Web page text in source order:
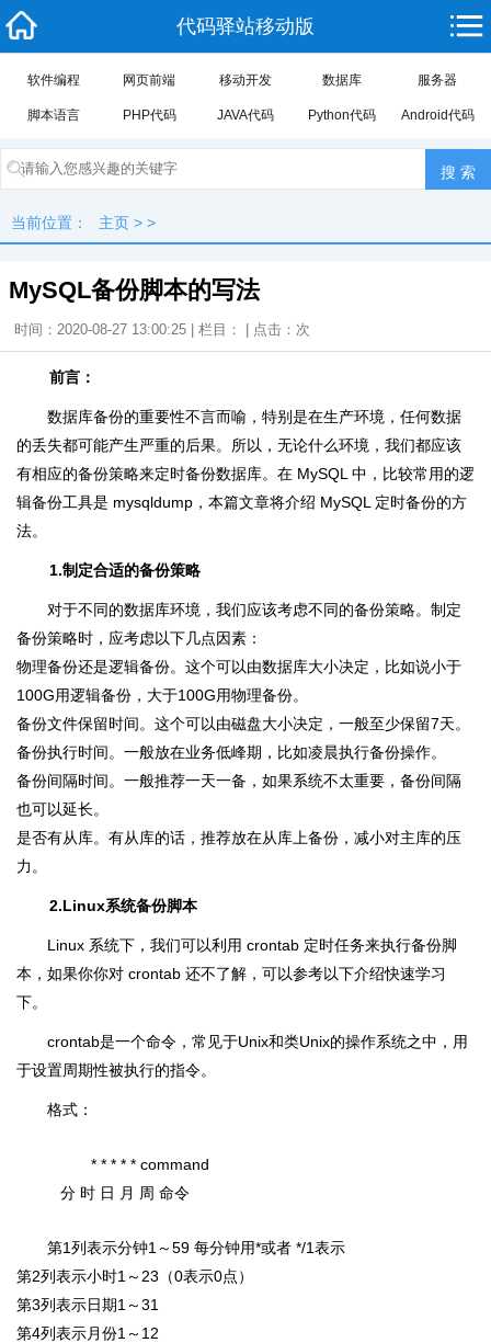
代码驿站移动版
软件编程 网页前端 移动开发 数据库 服务器
脚本语言 PHP代码 JAVA代码 Python代码 Android代码
当前位置： 主页 > >
MySQL备份脚本的写法
时间：2020-08-27 13:00:25 | 栏目： | 点击： 次
前言：
数据库备份的重要性不言而喻，特别是在生产环境，任何数据
的丢失都可能产生严重的后果。所以，无论什么环境，我们都应该
有相应的备份策略来定时备份数据库。在 MySQL 中，比较常用的逻
辑备份工具是 mysqldump，本篇文章将介绍 MySQL 定时备份的方
法。
1.制定合适的备份策略
对于不同的数据库环境，我们应该考虑不同的备份策略。制定
备份策略时，应考虑以下几点因素：
物理备份还是逻辑备份。这个可以由数据库大小决定，比如说小于
100G用逻辑备份，大于100G用物理备份。
备份文件保留时间。这个可以由磁盘大小决定，一般至少保留7天。
备份执行时间。一般放在业务低峰期，比如凌晨执行备份操作。
备份间隔时间。一般推荐一天一备，如果系统不太重要，备份间隔
也可以延长。
是否有从库。有从库的话，推荐放在从库上备份，减小对主库的压
力。
2.Linux系统备份脚本
Linux 系统下，我们可以利用 crontab 定时任务来执行备份脚
本，如果你你对 crontab 还不了解，可以参考以下介绍快速学习
下。
crontab是一个命令，常见于Unix和类Unix的操作系统之中，用
于设置周期性被执行的指令。
格式：
* * * * * command
分 时 日 月 周 命令
第1列表示分钟1～59 每分钟用*或者 */1表示
第2列表示小时1～23（0表示0点）
第3列表示日期1～31
第4列表示月份1～12